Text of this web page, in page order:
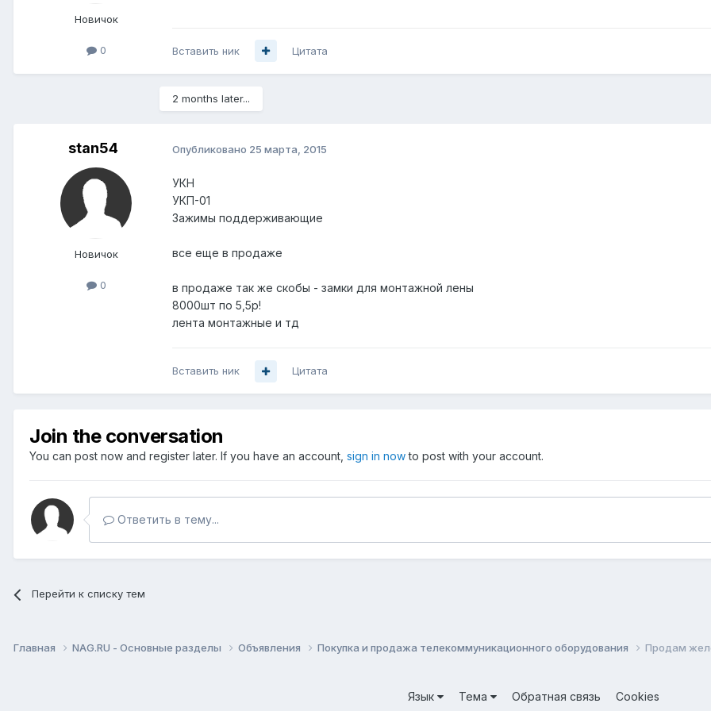
Новичок
0 Вставить ник Цитата
2 months later...
stan54
Новичок
0
Опубликовано 25 марта, 2015
УКН
УКП-01
Зажимы поддерживающие
все еще в продаже
в продаже так же скобы - замки для монтажной лены
8000шт по 5,5р!
лента монтажные и тд
Вставить ник Цитата
Join the conversation
You can post now and register later. If you have an account, sign in nowto post with your account.
Ответить в тему...
Перейти к списку тем
Главная NAG.RU - Основные разделы Объявления Покупка и продажа телекоммуникационного оборудования Продам
Язык Тема Обратная связь
Cookies